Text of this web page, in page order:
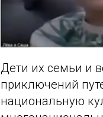
Дети их семьи и
приключений
национальную